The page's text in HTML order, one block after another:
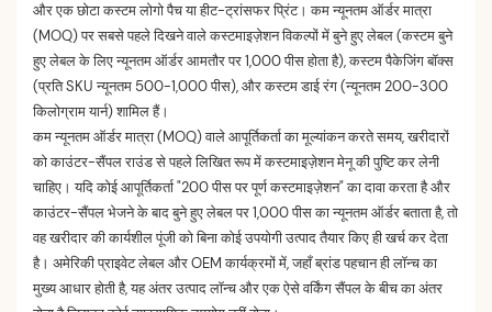
और एक छोटा कस्टम लोगो पैच या हीट-ट्रांसफर प्रिंट। कम न्यूनतम ऑर्डर मात्रा
(MOQ) पर सबसे पहले दिखने वाले कस्टमाइज़ेशन विकल्पों में बुने हुए लेबल (कस्टम बुने
हुए लेबल के लिए न्यूनतम ऑर्डर आमतौर पर 1,000 पीस होता है), कस्टम पैकेजिंग बॉक्स
(प्रति SKU न्यूनतम 500-1,000 पीस), और कस्टम डाई रंग (न्यूनतम 200-300
किलोग्राम यार्न) शामिल हैं।
कम न्यूनतम ऑर्डर मात्रा (MOQ) वाले आपूर्तिकर्ता का मूल्यांकन करते समय, खरीदारों
को काउंटर-सैंपल राउंड से पहले लिखित रूप में कस्टमाइज़ेशन मेनू की पुष्टि कर लेनी
चाहिए। यदि कोई आपूर्तिकर्ता "200 पीस पर पूर्ण कस्टमाइज़ेशन" का दावा करता है और
काउंटर-सैंपल भेजने के बाद बुने हुए लेबल पर 1,000 पीस का न्यूनतम ऑर्डर बताता है, तो
वह खरीदार की कार्यशील पूंजी को बिना कोई उपयोगी उत्पाद तैयार किए ही खर्च कर देता
है। अमेरिकी प्राइवेट लेबल और OEM कार्यक्रमों में, जहाँ ब्रांड पहचान ही लॉन्च का
मुख्य आधार होती है, यह अंतर उत्पाद लॉन्च और एक ऐसे वर्किंग सैंपल के बीच का अंतर